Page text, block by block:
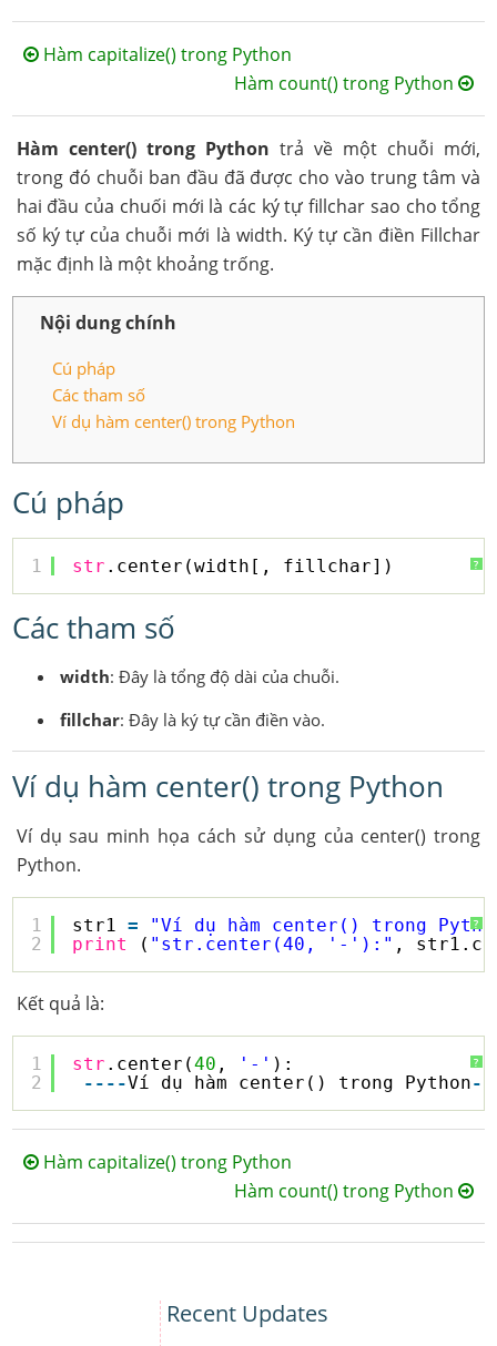
Hàm capitalize() trong Python
Hàm count() trong Python
Hàm center() trong Python trả về một chuỗi mới,
trong đó chuỗi ban đầu đã được cho vào trung tâm và
hai đầu của chuối mới là các ký tự fillchar sao cho tổng
số ký tự của chuỗi mới là width. Ký tự cần điền Fillchar
mặc định là một khoảng trống.
Nội dung chính
Cú pháp
Các tham số
Ví dụ hàm center() trong Python
Cú pháp
?
1 str .center(width[, fillchar])
Các tham số
width: Đây là tổng độ dài của chuỗi.
fillchar: Đây là ký tự cần điền vào.
Ví dụ hàm center() trong Python
Ví dụ sau minh họa cách sử dụng của center() trong
Python.
?
1
2
str1 =
"Ví dụ hàm center() trong
print
( "str.center(40, '-'):" ,
Kết quả là:
?
1
2
str .center(40 , '-' ):
- - - -Ví dụ hàm center() trong Python-
Hàm capitalize() trong Python
Hàm count() trong Python
Recent Updates